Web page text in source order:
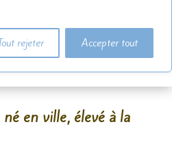
rejeter Accepter tout
propos
né en ville, élevé à la